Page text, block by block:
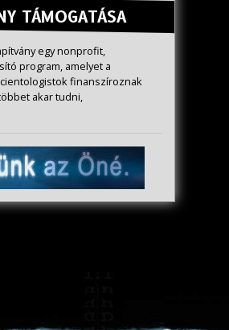
TÁMOGATÁSA
egy nonprofit,
program, amelyet a
finanszíroznak
akar tudni,